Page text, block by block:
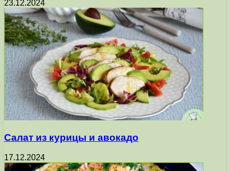
23.12.2024
Салат из курицы и авокадо
17.12.2024